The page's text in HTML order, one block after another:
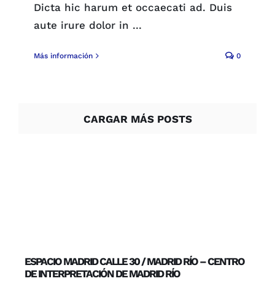
Dicta hic harum et occaecati ad. Duis
aute irure dolor in ...
Más información 0
CARGAR MÁS POSTS
ESPACIO MADRID CALLE 30 / MADRID RÍO – CENTRO
DE INTERPRETACIÓN DE MADRID RÍO